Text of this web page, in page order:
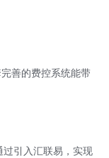
善的费控系统能带
引入汇联易，实现